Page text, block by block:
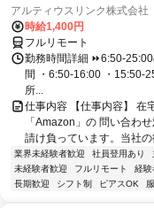
アルティウスリンク株式会社
時給1,400円
フルリモート
勤務時間詳細 ⏩6:50-
間 ・6:50-16:00 ・15:50-
所...
仕事内容 【仕事内容】 在
「Amazon」の 問い合わ
請け負っています。当社
業界未経験者歓迎 社員登用あり
未経験者歓迎
フルリモート 経験
長期歓迎
シフト制 ピアスOK